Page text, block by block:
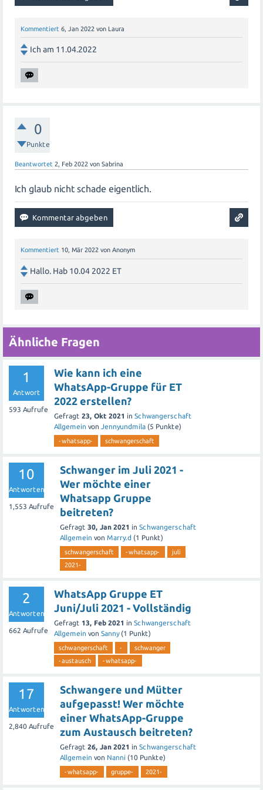
Schularbeiten oder berufliche Zwecke - WhatsApp-
Gruppen sind vielseitig einsetzbar und können das
Kommunikationserlebnis verbessern.
Kommentiert 6, Jan 2022 von Laura
Ich am 11.04.2022
0
Punkte
Beantwortet 2, Feb 2022 von Sabrina
Ich glaub nicht schade eigentlich.
Kommentiert 10, Mär 2022 von Anonym
Hallo. Hab 10.04 2022 ET
Ähnliche Fragen
1
Antwort
593 Aufrufe
Wie kann ich eine
WhatsApp-Gruppe für ET
2022 erstellen?
Gefragt 23, Okt 2021 in Schwangerschaft
Allgemein von Jennyundmila (5 Punkte)
-whatsapp- schwangerschaft
10
Antworten
1,553 Aufrufe
Schwanger im Juli 2021 -
Wer möchte einer
Whatsapp Gruppe
beitreten?
Gefragt 30, Jan 2021 in Schwangerschaft
Allgemein von Marry.d (1 Punkt)
schwangerschaft -whatsapp-
juli
2021-
2
Antworten
662 Aufrufe
WhatsApp Gruppe ET
Juni/Juli 2021 - Vollständig
Gefragt 13, Feb 2021 in Schwangerschaft
Allgemein von Sanny (1 Punkt)
schwangerschaft -
schwanger
-austausch
-whatsapp-
17
Antworten
2,840 Aufrufe
Schwangere und Mütter
aufgepasst! Wer möchte
einer WhatsApp-Gruppe
zum Austausch beitreten?
Gefragt 26, Jan 2021 in Schwangerschaft
Allgemein von Nanni (10 Punkte)
-whatsapp- gruppe- 2021-